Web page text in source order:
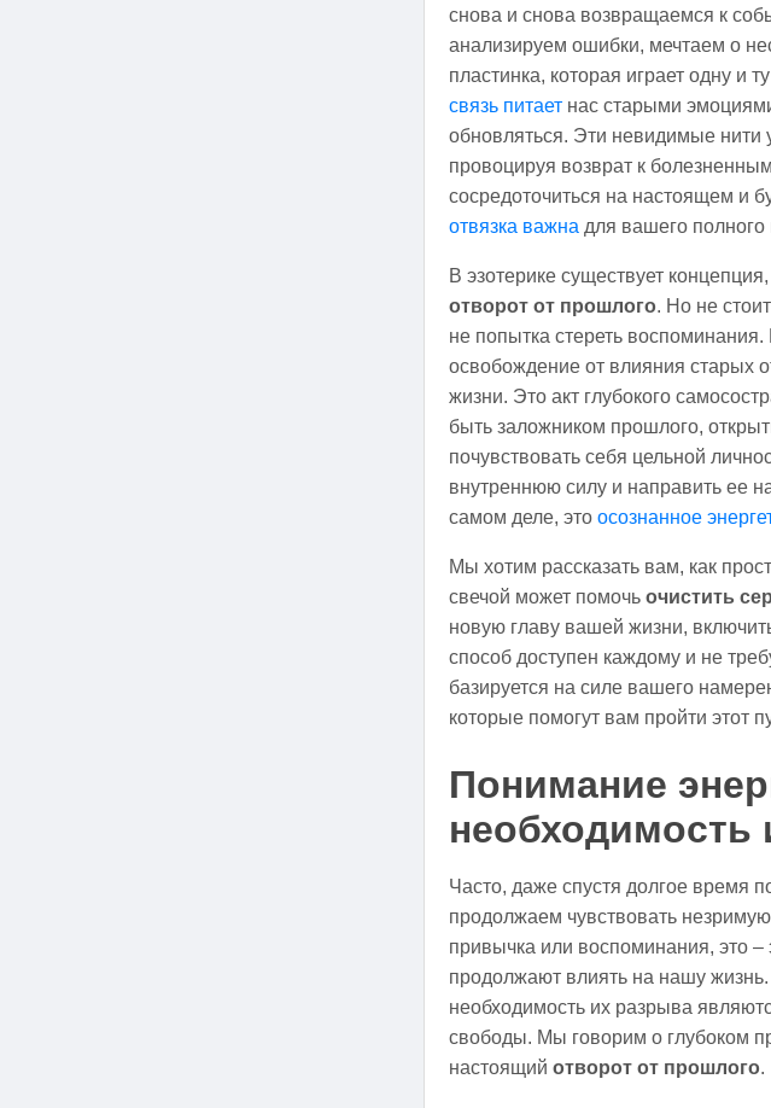
снова и снова возвращаемся к
анализируем ошибки, мечтаем о
пластинка, которая играет одну и
связь питает нас старыми
обновляться. Эти невидимые нити
провоцируя возврат к
сосредоточиться на настоящем и
отвязка важна для вашего
В эзотерике существует
отворот от прошлого. Но не
не попытка стереть
освобождение от влияния
жизни. Это акт глубокого
быть заложником прошлого,
почувствовать себя цельной
внутреннюю силу и направить ее
самом деле, это осознанное
Мы хотим рассказать вам, как
свечой может помочь очистить
новую главу вашей жизни,
способ доступен каждому и не
базируется на силе вашего
которые помогут вам пройти этот
Понимание
необходимость
Часто, даже спустя долгое время
продолжаем чувствовать
привычка или воспоминания, это –
продолжают влиять на нашу
необходимость их разрыва
свободы. Мы говорим о глубоком
настоящий отворот от прошлого.